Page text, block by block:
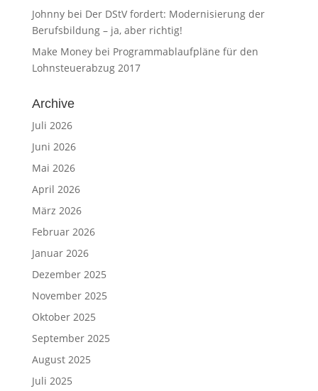
Johnnybei Der DStV fordert: Modernisierung der
Berufsbildung – ja, aber richtig!
Make Moneybei Programmablaufpläne für den
Lohnsteuerabzug 2017
Archive
Juli 2026
Juni 2026
Mai 2026
April 2026
März 2026
Februar 2026
Januar 2026
Dezember 2025
November 2025
Oktober 2025
September 2025
August 2025
Juli 2025